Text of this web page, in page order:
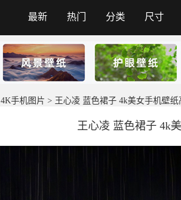
最新 热门 分类 尺寸
4K手机图片 > 王心凌 蓝色裙子 4k美女手机壁纸
王心凌 蓝色裙子 4k